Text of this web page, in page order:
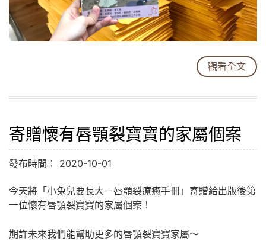
觀看全文
寄贈懷有唇顎裂寶寶的家屬個案
發布時間： 2020-10-01
今天將「小兔兒要長大－唇顎裂療癒手冊」寄贈給出版後第
一位懷有唇顎裂寶寶的家屬個案！
期許未來我們能幫助更多的唇顎裂寶寶家屬～